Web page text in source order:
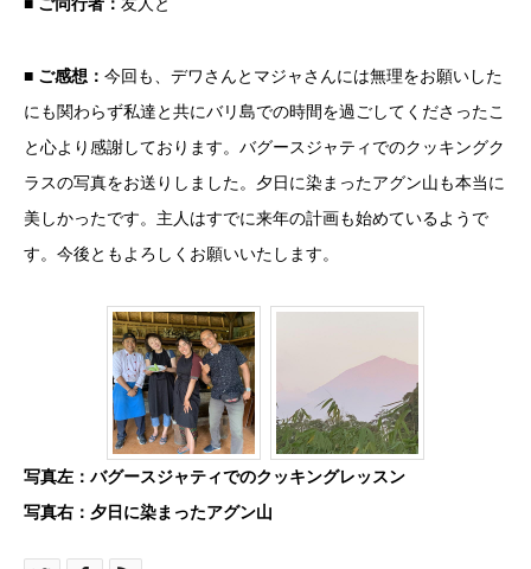
■ ご感想 ： 今回も、デワさんとマジャさんには無理をお願いした
にも関わらず私達と共にバリ島での時間を過ごしてくださったこ
と心より感謝しております。バグースジャティでのクッキングク
ラスの写真をお送りしました。夕日に染まったアグン山も本当に
美しかったです。主人はすでに来年の計画も始めているようで
す。今後ともよろしくお願いいたします。
写真左：バグースジャティでのクッキングレッスン
写真右：夕日に染まったアグン山